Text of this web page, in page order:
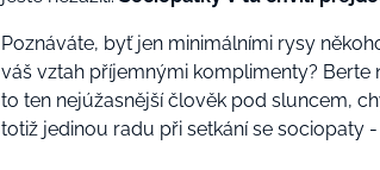
Poznáváte, byť jen minimálními rysy
váš vztah příjemnými komplimenty?
to ten nejúžasnější člověk pod sluncem,
totiž jedinou radu při setkání se sociopaty